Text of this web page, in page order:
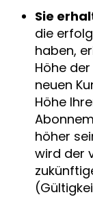
Sie
die
haben,
Höhe
neuen
Höhe
höher
wird der